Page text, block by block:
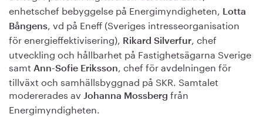
enhetschef bebyggelse på Energimyndigheten,
Lotta
Bångens, vd på Eneff (Sveriges intresseorganisation
för energieffektivisering), Rikard Silverfur, chef
utveckling och hållbarhet på Fastighetsägarna Sverige
samt Ann-Sofie Eriksson, chef för avdelningen för
tillväxt och samhällsbyggnad på SKR. Samtalet
modererades av Johanna Mossberg från
Energimyndigheten.